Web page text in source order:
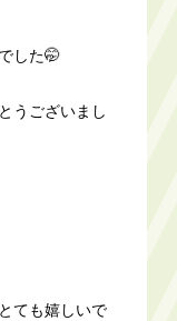
した🤭
うございまし
ても嬉しいで